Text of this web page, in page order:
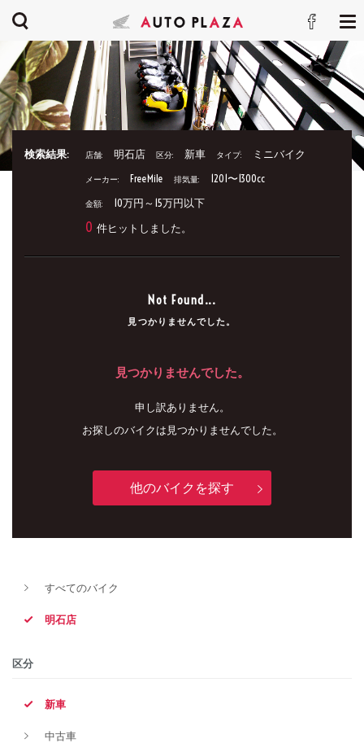
検索結果: 店舗: 明石店 区分: 新車 タイプ: ミニバイク
メーカー: FreeMile 排気量: 1201〜1300cc
金額: 10万円～15万円以下
0 件ヒットしました。
Not Found...
見つかりませんでした。
見つかりませんでした。
申し訳ありません。
お探しのバイクは見つかりませんでした。
他のバイクを探す
すべてのバイク
明石店
区分
新車
中古車
メーカー